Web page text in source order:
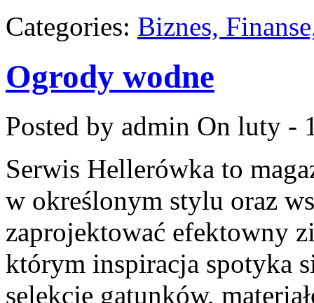
Categories: Biznes,
Ogrody wodne
Posted by admin On luty -
Serwis Hellerówka to
w określonym stylu oraz
zaprojektować efektowny
którym inspiracja spotyka
selekcję gatunków,